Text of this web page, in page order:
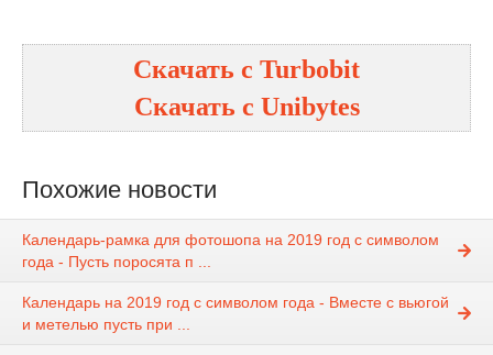
Скачать с Turbobit
Скачать с Unibytes
Похожие новости
Календарь-рамка для фотошопа на 2019 год с символом
года - Пусть поросята п ...
Календарь на 2019 год с символом года - Вместе с вьюгой
и метелью пусть при ...